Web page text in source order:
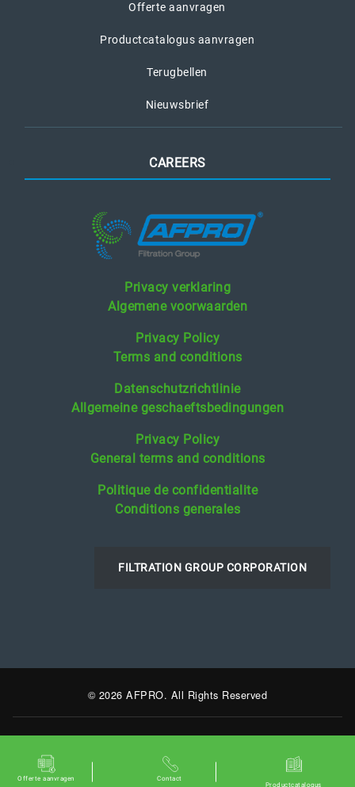
Offerte aanvragen
Productcatalogus aanvragen
Terugbellen
Nieuwsbrief
CAREERS
Offerte aanvragen
Contact
Productcatalogus
Privacy verklaring
Algemene voorwaarden
Privacy Policy
Terms and conditions
Datenschutzrichtlinie
Allgemeine geschaeftsbedingungen
Privacy Policy
General terms and conditions
Politique de confidentialite
Conditions generales
FILTRATION GROUP CORPORATION
© 2026 AFPRO. All Rights Reserved